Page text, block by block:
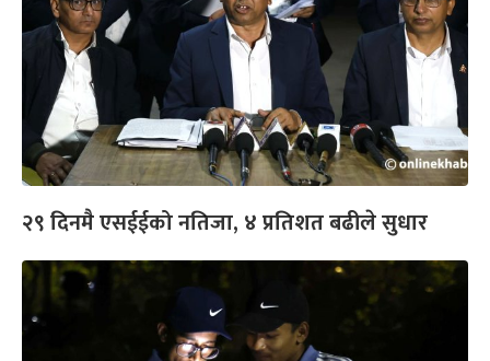
२९ दिनमै एसईईको नतिजा, ४ प्रतिशत बढीले सुधार